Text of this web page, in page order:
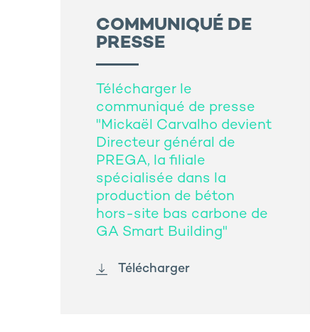
COMMUNIQUÉ DE
PRESSE
Télécharger le
communiqué de presse
"Mickaël Carvalho devient
Directeur général de
PREGA, la filiale
spécialisée dans la
production de béton
hors-site bas carbone de
GA Smart Building"
Télécharger